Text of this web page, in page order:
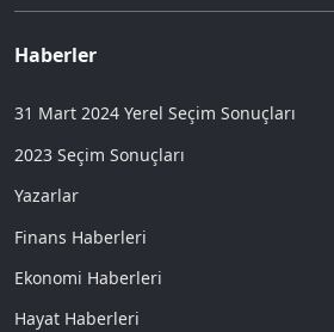
Haberler
31 Mart 2024 Yerel Seçim Sonuçları
2023 Seçim Sonuçları
Yazarlar
Finans Haberleri
Ekonomi Haberleri
Hayat Haberleri